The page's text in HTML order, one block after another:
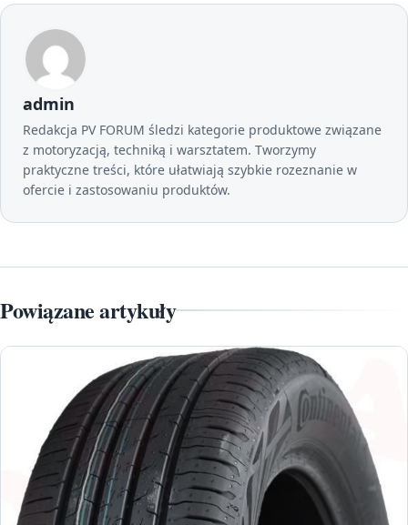
admin
Redakcja PV FORUM śledzi kategorie produktowe związane
z motoryzacją, techniką i warsztatem. Tworzymy
praktyczne treści, które ułatwiają szybkie rozeznanie w
ofercie i zastosowaniu produktów.
Powiązane artykuły